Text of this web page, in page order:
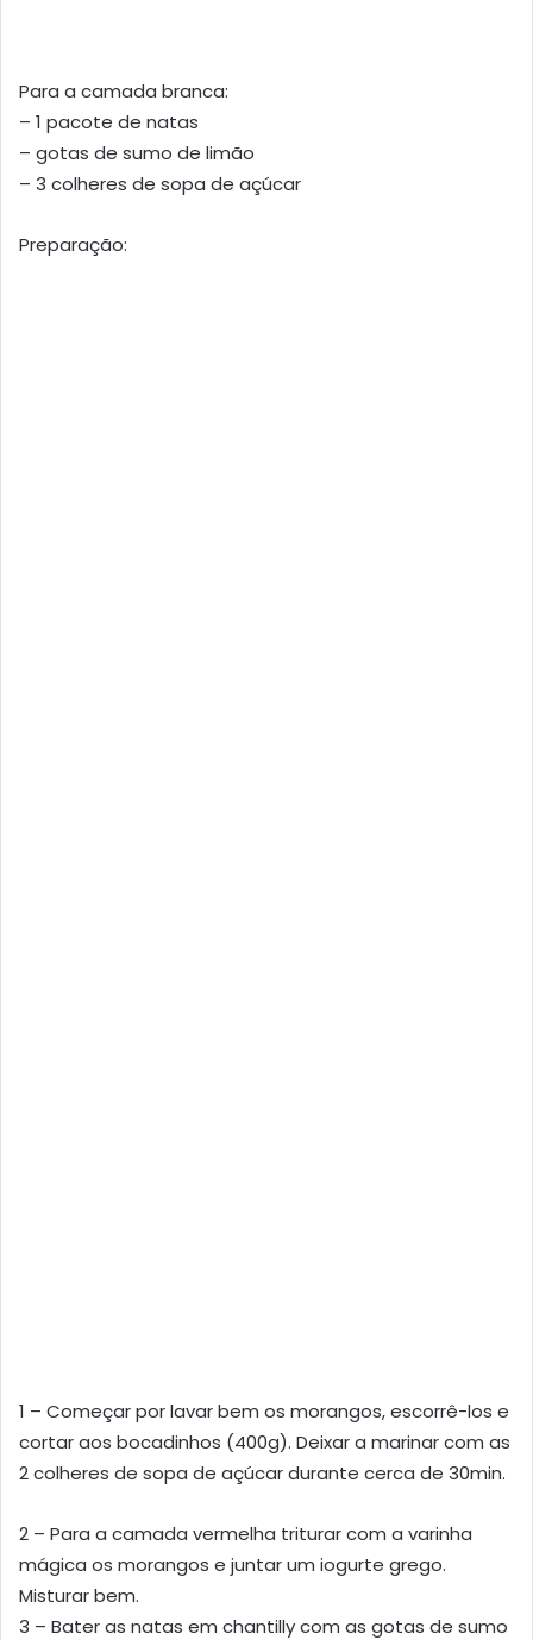
Para a camada branca:
– 1 pacote de natas
– gotas de sumo de limão
– 3 colheres de sopa de açúcar
Preparação:
1 – Começar por lavar bem os morangos, escorrê-los e
cortar aos bocadinhos (400g). Deixar a marinar com as
2 colheres de sopa de açúcar durante cerca de 30min.
2 – Para a camada vermelha triturar com a varinha
mágica os morangos e juntar um iogurte grego.
Misturar bem.
3 – Bater as natas em chantilly com as gotas de sumo